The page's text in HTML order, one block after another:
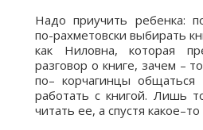
Надо приучить ребенка:
по-рахметовски выбирать
как Ниловна, которая
разговор о книге, зачем –
по– корчагинцы
работать с книгой. Лишь
читать ее, а спустя